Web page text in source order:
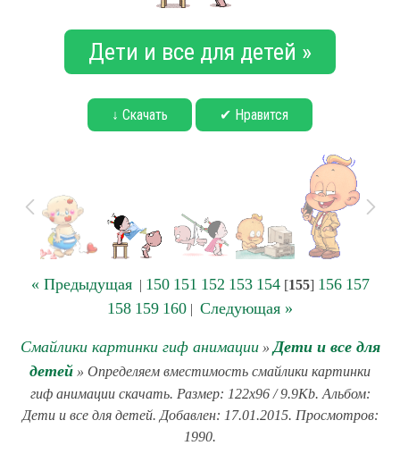
Дети и все для детей »
↓ Скачать ✔ Нравится
« Предыдущая| 150 151 152 153 154[155] 156 157
158 159 160 | Следующая »
Смайлики картинки гиф анимации» Дети и все для
детей » Определяем вместимость смайлики картинки
гиф анимации скачать. Размер: 122x96 / 9.9Kb. Альбом:
Дети и все для детей. Добавлен: 17.01.2015. Просмотров:
1990.